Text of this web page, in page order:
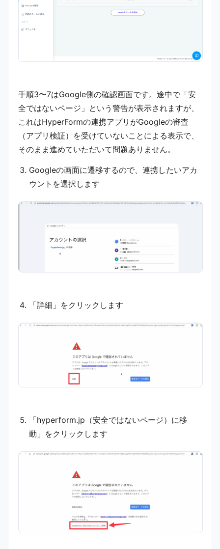
手順3〜7はGoogle側の確認画面です。途中で「安
全ではないページ」という警告が表示されますが、
これはHyperFormの連携アプリがGoogleの審査
（アプリ検証）を受けていないことによる表示で、
そのまま進めていただいて問題ありません。
Googleの画面に遷移するので、連携したいアカ
ウントを選択します
「詳細」をクリックします
「hyperform.jp（安全ではないページ）に移
動」をクリックします